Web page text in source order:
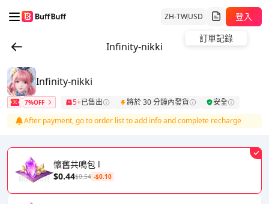
ZH-TWUSD
訂單記錄
登入
Infinity-nikki
Infinity-nikki
7%OFF 5+已售出 將於 30 分鐘內發貨
安全
After payment, go to order list to add info and complete recharge
懷舊共鳴包 l
$0.44$0.54 -$0.10